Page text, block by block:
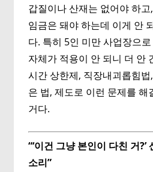
갑질이나 산재는 없어야 하
임금은 돼야 하는데 이게 안
다. 특히 5인 미만 사업장으
자체가 적용이 안 되니 더 안
시간 상한제, 직장내괴롭힘
은 법, 제도로 이런 문제를 해
거다.
“‘이건 그냥 본인이 다친 거
소리”